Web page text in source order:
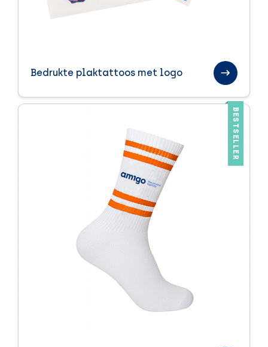
Bedrukte plaktattoos met logo
BESTSELLER